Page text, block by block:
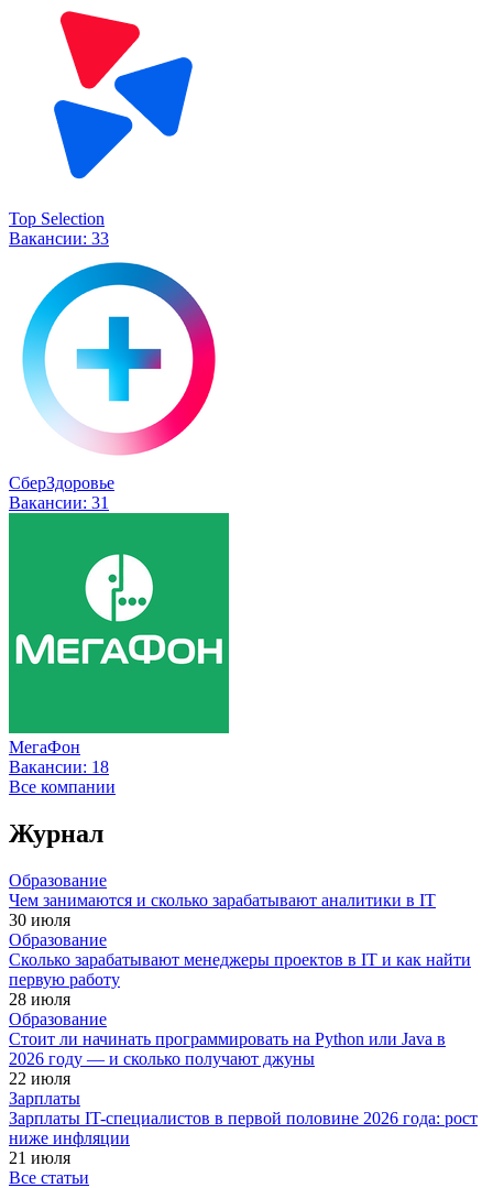
Top Selection
Вакансии: 33
СберЗдоровье
Вакансии: 31
МегаФон
Вакансии: 18
Все компании
Журнал
Образование
Чем занимаются и сколько зарабатывают аналитики в IT
30 июля
Образование
Сколько зарабатывают менеджеры проектов в IT и как найти
первую работу
28 июля
Образование
Стоит ли начинать программировать на Python или Java в
2026 году — и сколько получают джуны
22 июля
Зарплаты
Зарплаты IT-специалистов в первой половине 2026 года: рост
ниже инфляции
21 июля
Все статьи